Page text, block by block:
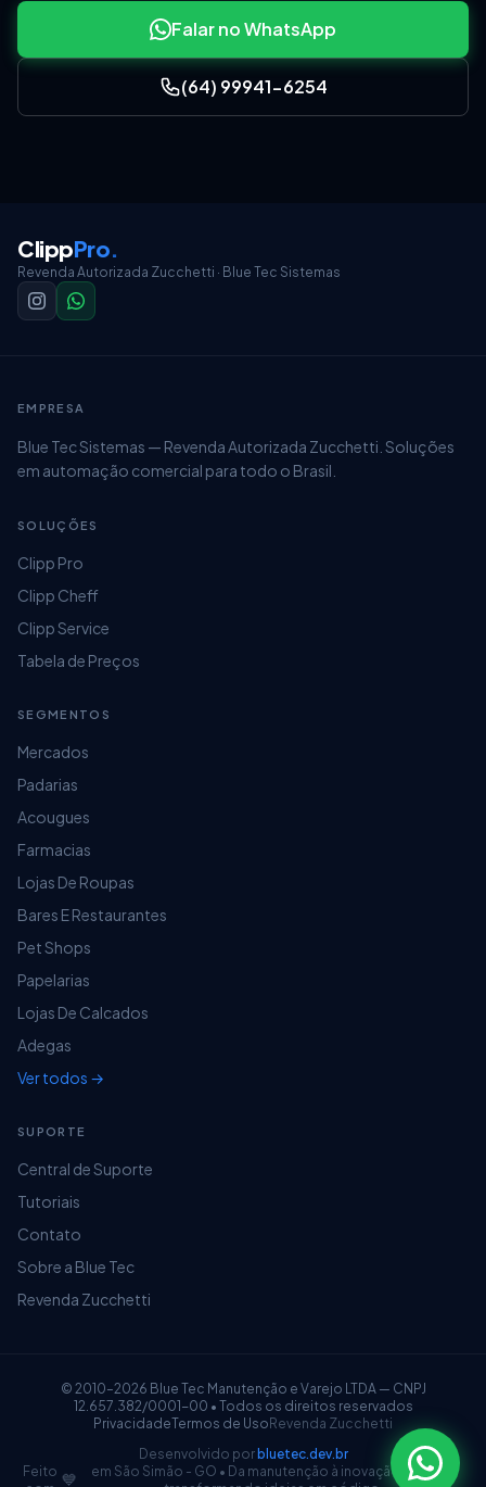
Falar no WhatsApp
(64) 99941-6254
ClippPro.
Revenda Autorizada Zucchetti · Blue Tec Sistemas
EMPRESA
Blue Tec Sistemas — Revenda Autorizada Zucchetti. Soluções
em automação comercial para todo o Brasil.
SOLUÇÕES
Clipp Pro
Clipp Cheff
Clipp Service
Tabela de Preços
SEGMENTOS
Mercados
Padarias
Acougues
Farmacias
Lojas De Roupas
Bares E Restaurantes
Pet Shops
Papelarias
Lojas De Calcados
Adegas
Ver todos →
SUPORTE
Central de Suporte
Tutoriais
Contato
Sobre a Blue Tec
Revenda Zucchetti
© 2010–2026 Blue Tec Manutenção e Varejo LTDA — CNPJ
12.657.382/0001-00 • Todos os direitos reservados
PrivacidadeTermos de Uso Revenda Zucchetti
Desenvolvido por bluetec.dev.br
Feito 💙
em São Simão - GO • Da manutenção à inovação: 16 anos